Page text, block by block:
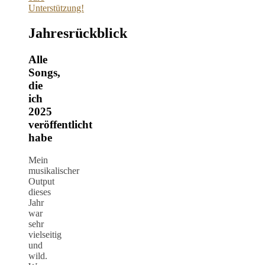
Unterstützung!
Jahresrückblick
Alle
Songs,
die
ich
2025
veröffentlicht
habe
Mein
musikalischer
Output
dieses
Jahr
war
sehr
vielseitig
und
wild.